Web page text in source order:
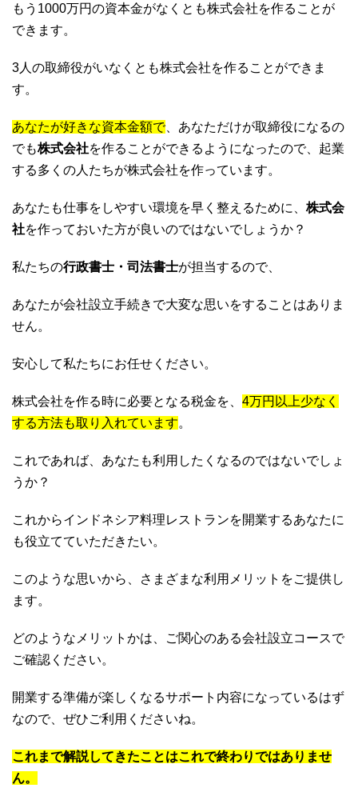
もう1000万円の資本金がなくとも株式会社を作ることが
できます。
3人の取締役がいなくとも株式会社を作ることができま
す。
あなたが好きな資本金額で、あなただけが取締役になるの
でも株式会社を作ることができるようになったので、起業
する多くの人たちが株式会社を作っています。
あなたも仕事をしやすい環境を早く整えるために、 株式会
社を作っておいた方が良いのではないでしょうか？
私たちの行政書士・司法書士が担当するので、
あなたが会社設立手続きで大変な思いをすることはありま
せん。
安心して私たちにお任せください。
株式会社を作る時に必要となる税金を、 4万円以上少なく
する方法も取り入れています。
これであれば、あなたも利用したくなるのではないでしょ
うか？
これからインドネシア料理レストランを開業するあなたに
も役立てていただきたい。
このような思いから、さまざまな利用メリットをご提供し
ます。
どのようなメリットかは、ご関心のある会社設立コースで
ご確認ください。
開業する準備が楽しくなるサポート内容になっているはず
なので、ぜひご利用くださいね。
これまで解説してきたことはこれで終わりではありませ
ん。